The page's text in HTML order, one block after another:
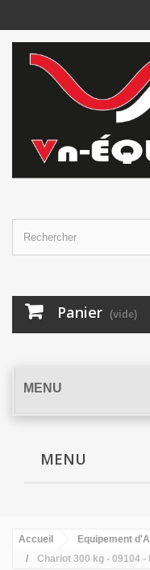
Panier (vide)
MENU
MENU
Accueil Equipement
Chariot 300 kg - 09104